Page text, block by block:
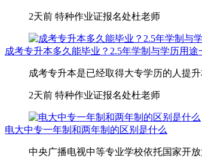
2天前 特种作业证报名处杜老师
成考专升本多久能毕业？2.5年学制与学历用途
成考专升本是已经取得大专学历的人提
2天前 特种作业证报名处杜老师
电大中专一年制和两年制的区别是什么
中央广播电视中等专业学校依托国家开